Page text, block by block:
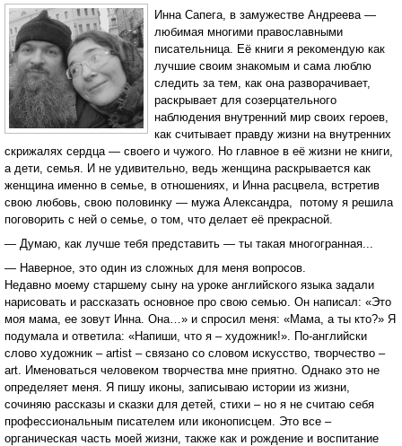
Инна Сапега, в замужестве Андреева —
любимая многими православными
писательница. Её книги я рекомендую как
лучшие своим знакомым и сама люблю
следить за тем, как она разворачивает,
раскрывает для созерцательного
наблюдения внутренний мир своих героев,
как считывает правду жизни на внутренних
скрижалях сердца — своего и чужого. Но главное в её жизни не книги,
а дети, семья. И не удивительно, ведь женщина раскрывается как
женщина именно в семье, в отношениях, и Инна расцвела, встретив
свою любовь, свою половинку — мужа Александра, потому я решила
поговорить с ней о семье, о том, что делает её прекрасной.
— Думаю, как лучше тебя представить — ты такая многогранная...
— Наверное, это один из сложных для меня вопросов.
Недавно моему старшему сыну на уроке английского языка задали
нарисовать и рассказать основное про свою семью. Он написал: «Это
моя мама, ее зовут Инна. Она…» и спросил меня: «Мама, а ты кто?» Я
подумала и ответила: «Напиши, что я – художник!». По-английски
слово художник – artist – связано со словом искусство, творчество –
art. Именоваться человеком творчества мне приятно. Однако это не
определяет меня. Я пишу иконы, записываю истории из жизни,
сочиняю рассказы и сказки для детей, стихи – но я не считаю себя
профессиональным писателем или иконописцем. Это все –
органическая часть моей жизни, также как и рождение и воспитание